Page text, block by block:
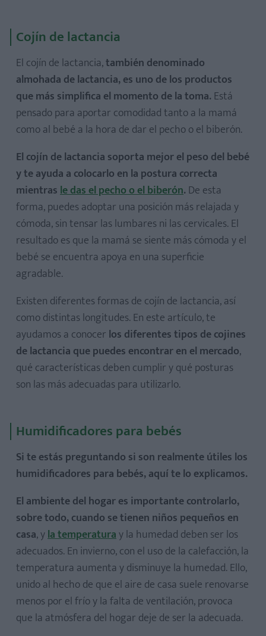
Cojín de lactancia
El cojín de lactancia,también denominado
almohada de lactancia, es uno de los productos
que más simplifica el momento de la toma. Está
pensado para aportar comodidad tanto a la mamá
como al bebé a la hora de dar el pecho o el biberón.
El cojín de lactancia soporta mejor el peso del bebé
y te ayuda a colocarlo en la postura correcta
mientrasle das el pecho o el biberón. De esta
forma, puedes adoptar una posición más relajada y
cómoda, sin tensar las lumbares ni las cervicales. El
resultado es que la mamá se siente más cómoda y el
bebé se encuentra apoya en una superficie
agradable.
Existen diferentes formas de cojín de lactancia, así
como distintas longitudes. En este artículo, te
ayudamos a conocer los diferentes tipos de cojines
de lactancia que puedes encontrar en el mercado,
qué características deben cumplir y qué posturas
son las más adecuadas para utilizarlo.
Humidificadores para bebés
Si te estás preguntando si son realmente útiles los
humidificadores para bebés, aquí te lo explicamos.
El ambiente del hogar es importante controlarlo,
sobre todo, cuando se tienen niños pequeños en
casa, yla temperaturay la humedad deben ser los
adecuados. En invierno, con el uso de la calefacción, la
temperatura aumenta y disminuye la humedad. Ello,
unido al hecho de que el aire de casa suele renovarse
menos por el frío y la falta de ventilación, provoca
que la atmósfera del hogar deje de ser la adecuada.